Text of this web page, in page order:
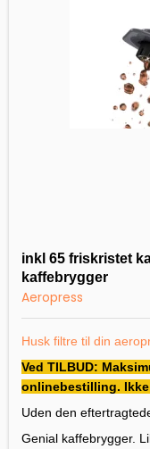
inkl 65 friskristet
kaffebrygger
Aeropress
Husk filtre til din
Ved TILBUD:
onlinebestilling.
Uden den
Genial kaffebrygger.